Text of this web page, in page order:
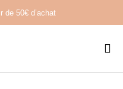
de 50€ d’achat
